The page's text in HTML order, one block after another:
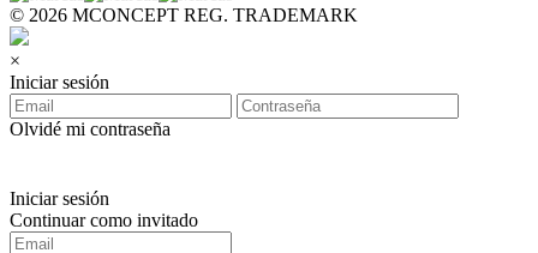
© 2026 MCONCEPT REG. TRADEMARK
×
Iniciar sesión
Olvidé mi contraseña
Iniciar sesión
Continuar como invitado